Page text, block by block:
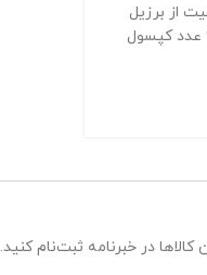
از برزیل
گرفته شده از عصاره ی بلوبری (تمشک آبی) ۶۰ عدد کپسول
در خبرنامه ثبت‌نام کنید.